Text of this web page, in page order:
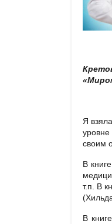
Я
своим
В
т.п. В
В